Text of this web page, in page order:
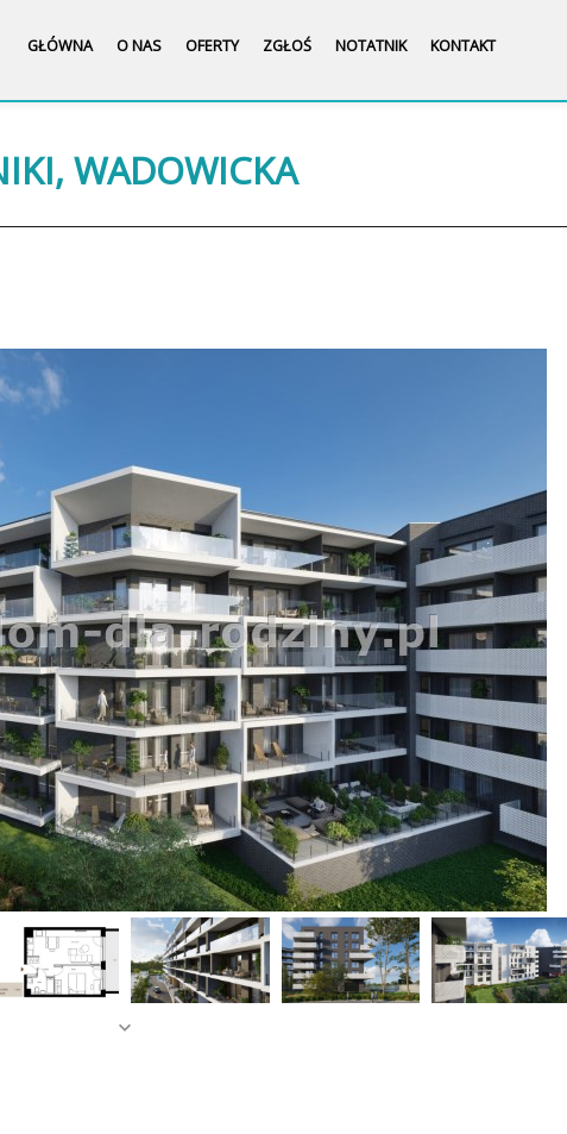
GŁÓWNA O NAS OFERTY ZGŁOŚ NOTATNIK KONTAKT
WADOWICKA